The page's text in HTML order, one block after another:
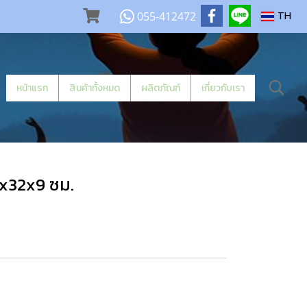
055-412472 TH
หน้าแรก สินค้าทั้งหมด ผลิตภัณฑ์ เกี่ยวกับเรา
ซม.